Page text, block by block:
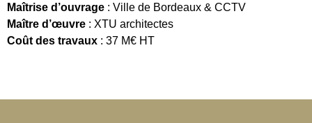
Maîtrise d’ouvrage : Ville de Bordeaux & CCTV
Maître d’œuvre : XTU architectes
Coût des travaux : 37 M€ HT